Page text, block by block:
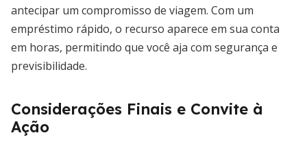
antecipar um compromisso de viagem. Com um
empréstimo rápido, o recurso aparece em sua conta
em horas, permitindo que você aja com segurança e
previsibilidade.
Considerações Finais e Convite à
Ação